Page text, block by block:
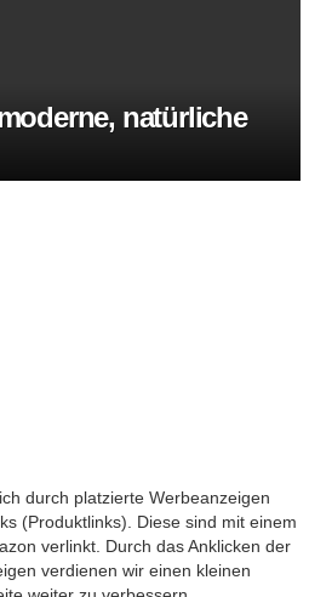
natürliche
durch platzierte Werbeanzeigen
(Produktlinks). Diese sind mit einem
verlinkt. Durch das Anklicken der
verdienen wir einen kleinen